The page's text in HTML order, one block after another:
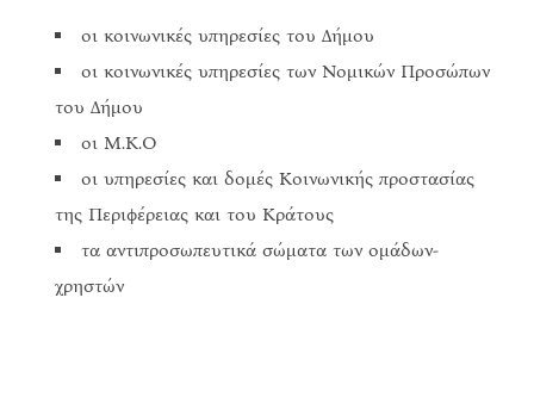
οι κοινωνικές υπηρεσίες του Δήμου
οι κοινωνικές υπηρεσίες των Νομικών Προσώπων
του Δήμου
οι Μ.Κ.Ο
οι υπηρεσίες και δομές Κοινωνικής προστασίας
της Περιφέρειας και του Κράτους
τα αντιπροσωπευτικά σώματα των ομάδων-
χρηστών